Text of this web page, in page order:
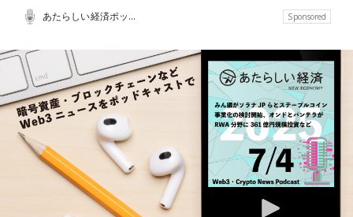
あたらしい経済ポッドキャスト Sponsored